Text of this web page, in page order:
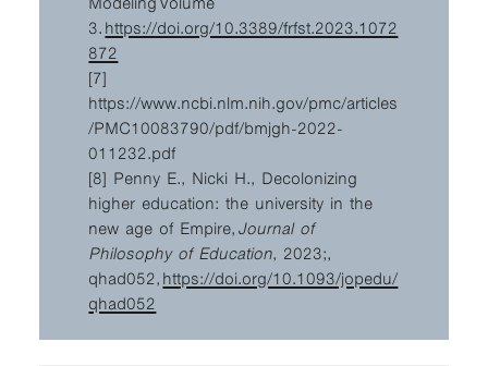
3.https://doi.org/10.3389/frfst.2023.1072
872
[7]
https://www.ncbi.nlm.nih.gov/pmc/articles
/PMC10083790/pdf/bmjgh-2022-
011232.pdf
[8] Penny E., Nicki H., Decolonizing
higher education: the university in the
new age of Empire,Journal of
Philosophy of Education, 2023;,
qhad052,https://doi.org/10.1093/jopedu/
qhad052